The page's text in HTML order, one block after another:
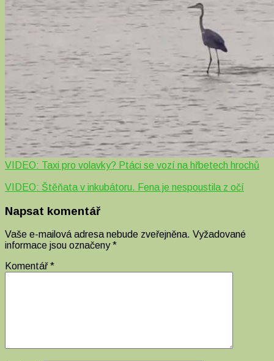
VIDEO: Taxi pro volavky? Ptáci se vozí na hřbetech hrochů
VIDEO: Štěňata v inkubátoru. Fena je nespoustila z očí
Napsat komentář
Vaše e-mailová adresa nebude zveřejněna. Vyžadované
informace jsou označeny*
Komentář*